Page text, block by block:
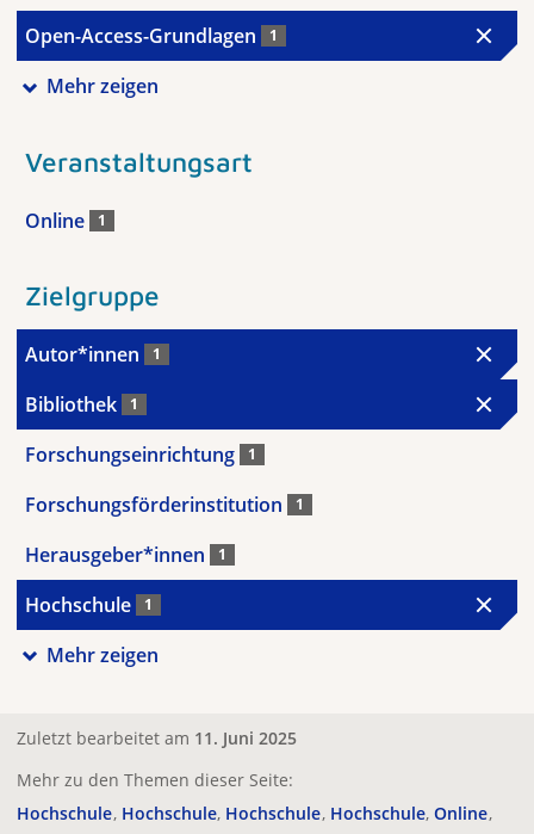
Open-Access-Grundlagen 1
Mehr zeigen
Veranstaltungsart
Online 1
Zielgruppe
Autor*innen 1
Bibliothek 1
Forschungseinrichtung 1
Forschungsförderinstitution 1
Herausgeber*innen 1
Hochschule 1
Mehr zeigen
Zuletzt bearbeitet am 11. Juni 2025
Mehr zu den Themen dieser Seite:
Hochschule Hochschule Hochschule Hochschule Online